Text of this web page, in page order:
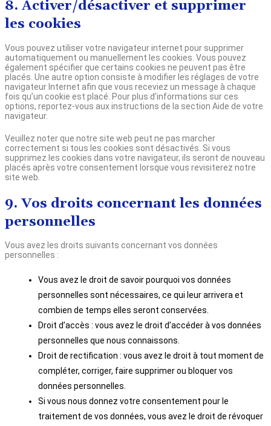
8. Activer/désactiver et supprimer
les cookies
Vous pouvez utiliser votre navigateur internet pour supprimer
automatiquement ou manuellement les cookies. Vous pouvez
également spécifier que certains cookies ne peuvent pas être
placés. Une autre option consiste à modifier les réglages de votre
navigateur Internet afin que vous receviez un message à chaque
fois qu’un cookie est placé. Pour plus d’informations sur ces
options, reportez-vous aux instructions de la section Aide de votre
navigateur.
Veuillez noter que notre site web peut ne pas marcher
correctement si tous les cookies sont désactivés. Si vous
supprimez les cookies dans votre navigateur, ils seront de nouveau
placés après votre consentement lorsque vous revisiterez notre
site web.
9. Vos droits concernant les données
personnelles
Vous avez les droits suivants concernant vos données
personnelles :
Vous avez le droit de savoir pourquoi vos données
personnelles sont nécessaires, ce qui leur arrivera et
combien de temps elles seront conservées.
Droit d’accès : vous avez le droit d’accéder à vos données
personnelles que nous connaissons.
Droit de rectification : vous avez le droit à tout moment de
compléter, corriger, faire supprimer ou bloquer vos
données personnelles.
Si vous nous donnez votre consentement pour le
traitement de vos données, vous avez le droit de révoquer